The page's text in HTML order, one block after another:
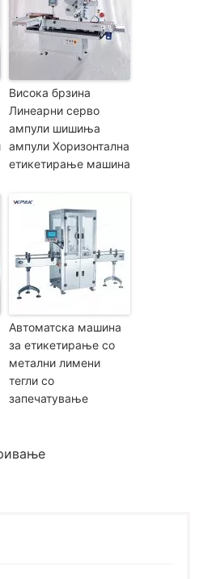
Висока брзина
Линеарни серво
ампули шишиња
ампули Хоризонтална
етикетирање машина
Автоматска машина
за етикетирање со
метални лимени
тегли со
запечатување